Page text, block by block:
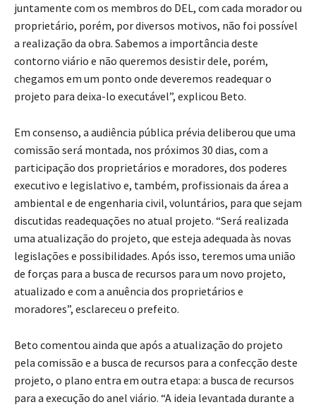
juntamente com os membros do DEL, com cada morador ou
proprietário, porém, por diversos motivos, não foi possível
a realização da obra. Sabemos a importância deste
contorno viário e não queremos desistir dele, porém,
chegamos em um ponto onde deveremos readequar o
projeto para deixa-lo executável”, explicou Beto.
Em consenso, a audiência pública prévia deliberou que uma
comissão será montada, nos próximos 30 dias, com a
participação dos proprietários e moradores, dos poderes
executivo e legislativo e, também, profissionais da área a
ambiental e de engenharia civil, voluntários, para que sejam
discutidas readequações no atual projeto. “Será realizada
uma atualização do projeto, que esteja adequada às novas
legislações e possibilidades. Após isso, teremos uma união
de forças para a busca de recursos para um novo projeto,
atualizado e com a anuência dos proprietários e
moradores”, esclareceu o prefeito.
Beto comentou ainda que após a atualização do projeto
pela comissão e a busca de recursos para a confecção deste
projeto, o plano entra em outra etapa: a busca de recursos
para a execução do anel viário. “A ideia levantada durante a